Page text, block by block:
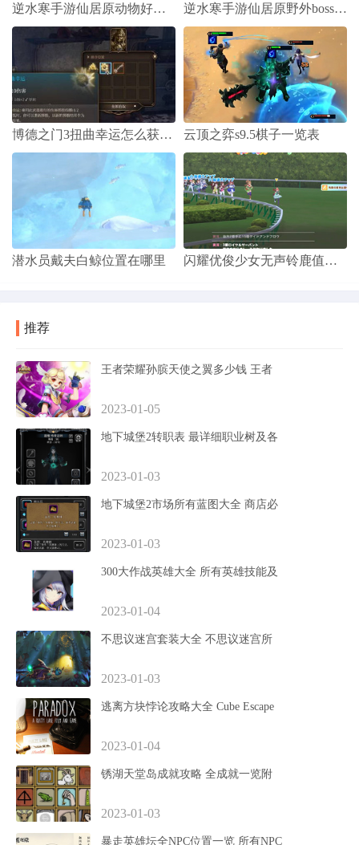
逆水寒手游仙居原动物好感度怎么刷 逆水寒手游仙居原野外boss位置汇总
博德之门3扭曲幸运怎么获得的 云顶之弈s9.5棋子一览表
潜水员戴夫白鲸位置在哪里 闪耀优俊少女无声铃鹿值得抽取吗
推荐
王者荣耀孙膑天使之翼多少钱 王者
2023-01-05
地下城堡2转职表 最详细职业树及各
2023-01-03
地下城堡2市场所有蓝图大全 商店必
2023-01-03
300大作战英雄大全 所有英雄技能及
2023-01-04
不思议迷宫套装大全 不思议迷宫所
2023-01-03
逃离方块悖论攻略大全 Cube Escape
2023-01-04
锈湖天堂岛成就攻略 全成就一览附
2023-01-03
暴走英雄坛全NPC位置一览 所有NPC